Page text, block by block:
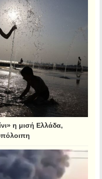
η μισή Ελλάδα,